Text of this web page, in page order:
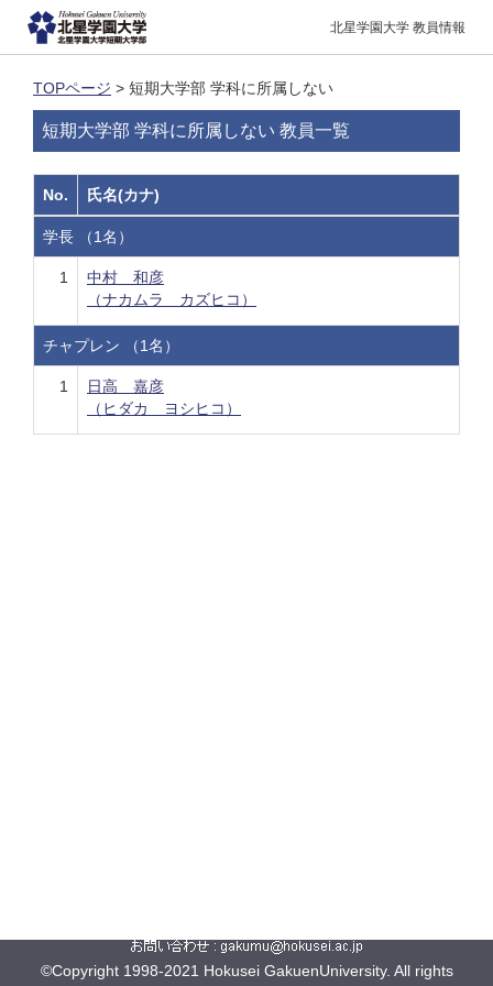
北星学園大学 教員情報
TOPページ > 短期大学部 学科に所属しない
短期大学部 学科に所属しない 教員一覧
No. 氏名(カナ)
学長 （1名）
1
中村 和彦
（ナカムラ カズヒコ）
チャプレン （1名）
1
日高 嘉彦
（ヒダカ ヨシヒコ）
©Copyright 1998-2021 Hokusei GakuenUniversity. All rights